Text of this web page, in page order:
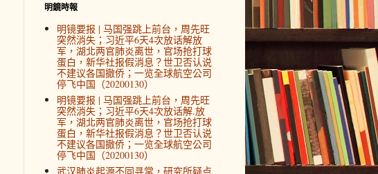
明鏡時報
明镜要报 | 马国强跳上前台，周先旺
突然消失；习近平6天4次放话解放
军，湖北两官肺炎离世，官场抢打球
蛋白，新华社报假消息？世卫否认说
不建议各国撤侨；一览全球航空公司
停飞中国（20200130）
明镜要报 | 马国强跳上前台，周先旺
突然消失；习近平6天4次放话解.放
军，湖北两官肺炎离世，官场抢打球
蛋白，新华社报假消息？世卫否认说
不建议各国撤侨；一览全球航空公司
停飞中国（20200130）
武汉肺炎起源不同寻常，研究所疑点